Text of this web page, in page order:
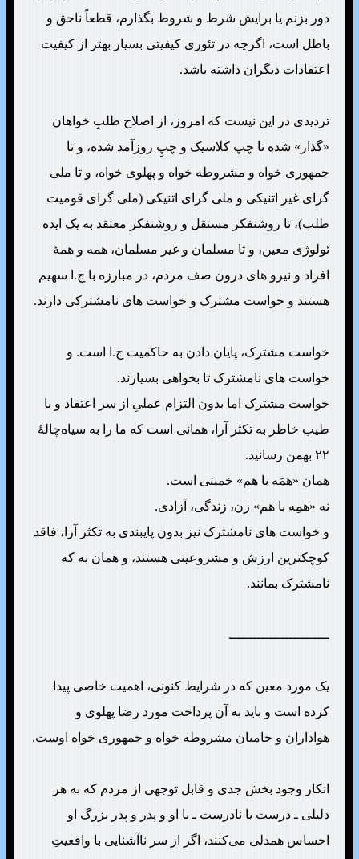
دور بزنم یا برایش شرط و شروط بگذارم، قطعاً ناحق و
باطل است، اگرچه در تئوری کیفیتی بسیار بهتر از کیفیت
اعتقادات دیگران داشته باشد.
تردیدی در این نیست که امروز، از اصلاح طلبِ خواهان
«گذار» شده تا چپ کلاسیک و چپِ روزآمد شده، و تا
جمهوری خواه و مشروطه خواه و پهلوی خواه، و تا ملی
گرای غیر اتنیکی و ملی گرای اتنیکی (ملی گرای قومیت
طلب)، تا روشنفکر مستقل و روشنفکر معتقد به یک ایده
ئولوژی معین، و تا مسلمان و غیر مسلمان، همه و همهٔ
افراد و نیرو های درون صف مردم، در مبارزه با ج.ا سهیم
هستند و خواست مشترک و خواست های نامشترکی دارند.
خواست مشترک، پایان دادن به حاکمیت ج.ا است. و
خواست های نامشترک تا بخواهی بسیارند.
خواست مشترک اما بدون التزام عملیِ از سر اعتقاد و با
طیب خاطر به تکثر آرا، همانی است که ما را به سیاه‌چالهٔ
۲۲ بهمن رسانید.
همان «همَه با هم» خمینی است.
نه «همِه با هم» زن، زندگی، آزادی.
و خواست های نامشترک نیز بدون پایبندی به تکثر آرا، فاقد
کوچکترین ارزش و مشروعیتی هستند، و همان به که
نامشترک بمانند.
ـــــــــــــــــــــــــ
یک مورد معین که در شرایط کنونی، اهمیت خاصی پیدا
کرده است و باید به آن پرداخت مورد رضا پهلوی و
هواداران و حامیان مشروطه خواه و جمهوری خواه اوست.
انکار وجود بخش جدی و قابل توجهی از مردم که به هر
دلیلی ـ درست یا نادرست ـ با او و پدر و پدر بزرگ او
احساس همدلی می‌کنند، اگر از سر ناآشنایی با واقعیتِ